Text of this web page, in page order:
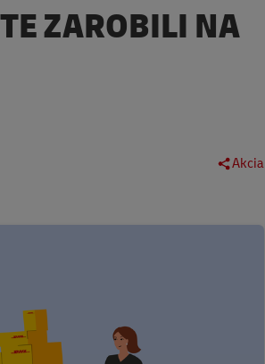
ZAROBILI NA
Akcia